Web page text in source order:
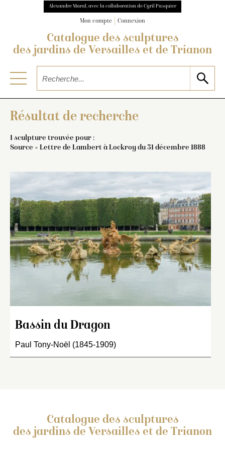
Alexandre Maral, avec la collaboration de Cyril Pasquier
Mon compte Connexion
Catalogue des sculptures
des jardins de Versailles et de Trianon
Résultat de recherche
1 sculpture trouvée pour :
Source = Lettre de Lambert à Lockroy du 31 décembre 1888
Bassin du Dragon
Paul Tony-Noël (1845-1909)
Catalogue des sculptures
des jardins de Versailles et de Trianon